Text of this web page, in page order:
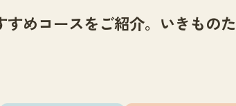
めコースをご紹介。いきもの